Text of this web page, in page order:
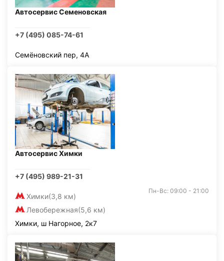
Автосервис Семеновская
+7 (495) 085-74-61
Семёновский пер, 4А
Автосервис Химки
+7 (495) 989-21-31
Химки(3,8 км)
Левобережная(5,6 км)
Пн-Вс: 09:00 - 21:00
Химки, ш Нагорное, 2к7